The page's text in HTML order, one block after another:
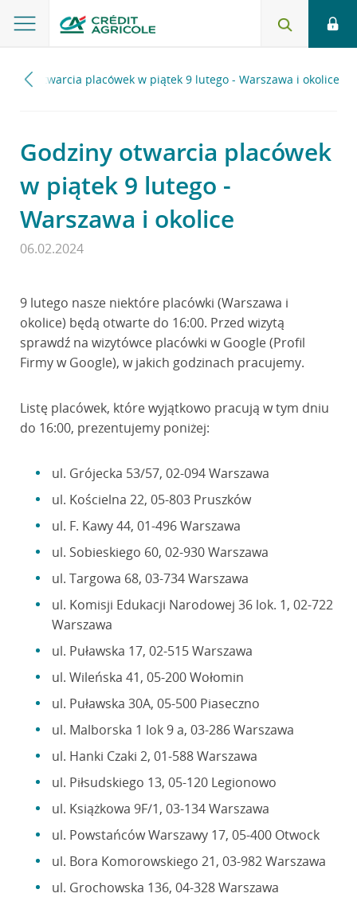
otwarcia placówek w piątek 9 lutego - Warszawa i okolice
Godziny otwarcia placówek
w piątek 9 lutego -
Warszawa i okolice
06.02.2024
9 lutego nasze niektóre placówki (Warszawa i
okolice) będą otwarte do 16:00. Przed wizytą
sprawdź na wizytówce placówki w Google (Profil
Firmy w Google), w jakich godzinach pracujemy.
Listę placówek, które wyjątkowo pracują w tym dniu
do 16:00, prezentujemy poniżej:
ul. Grójecka 53/57, 02-094 Warszawa
ul. Kościelna 22, 05-803 Pruszków
ul. F. Kawy 44, 01-496 Warszawa
ul. Sobieskiego 60, 02-930 Warszawa
ul. Targowa 68, 03-734 Warszawa
ul. Komisji Edukacji Narodowej 36 lok. 1, 02-722
Warszawa
ul. Puławska 17, 02-515 Warszawa
ul. Wileńska 41, 05-200 Wołomin
ul. Puławska 30A, 05-500 Piaseczno
ul. Malborska 1 lok 9 a, 03-286 Warszawa
ul. Hanki Czaki 2, 01-588 Warszawa
ul. Piłsudskiego 13, 05-120 Legionowo
ul. Książkowa 9F/1, 03-134 Warszawa
ul. Powstańców Warszawy 17, 05-400 Otwock
ul. Bora Komorowskiego 21, 03-982 Warszawa
ul. Grochowska 136, 04-328 Warszawa